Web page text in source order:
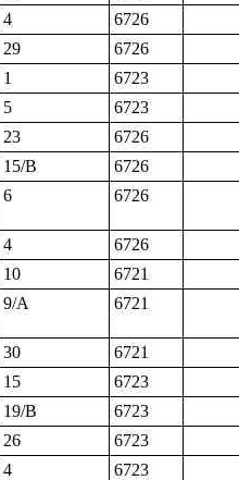
4
6726
29
6726
1
6723
5
6723
23
6726
15/B
6726
6 6726
4
6726
10
6721
9/A 6721
30
6721
15
6723
19/B
6723
26
6723
4
6723